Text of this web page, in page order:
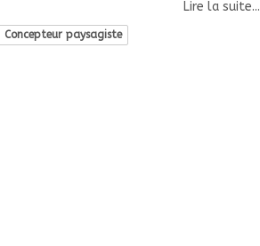
Lire la suite...
Concepteur paysagiste